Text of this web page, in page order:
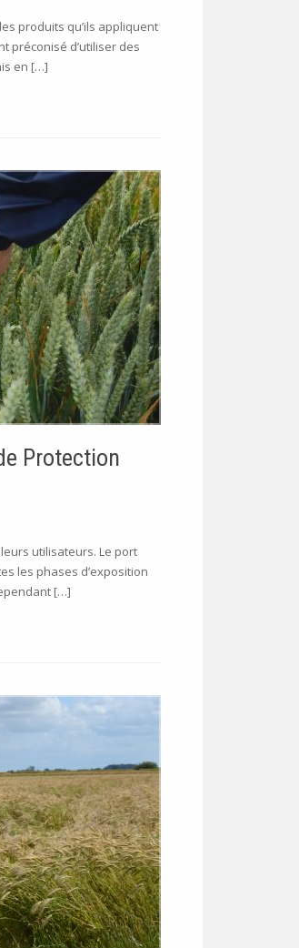
produits qu’ils appliquent
préconisé d’utiliser des
en […]
Protection
utilisateurs. Le port
les phases d’exposition
[…]